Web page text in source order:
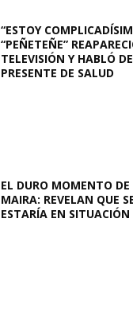
“ESTOY
“PEÑETEÑE”
TELEVISIÓN Y HABLÓ
PRESENTE DE SALUD
EL DURO MOMENTO DE
MAIRA: REVELAN QUE
ESTARÍA EN